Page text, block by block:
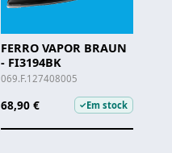
FERRO VAPOR BRAUN
- FI3194BK
069.F.127408005
68,90 € ✓Em stock